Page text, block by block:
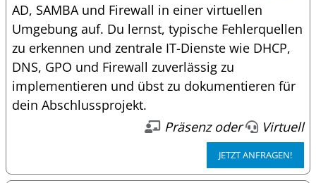
AD, SAMBA und Firewall in einer virtuellen
Umgebung auf. Du lernst, typische Fehlerquellen
zu erkennen und zentrale IT-Dienste wie DHCP,
DNS, GPO und Firewall zuverlässig zu
implementieren und übst zu dokumentieren für
dein Abschlussprojekt.
Präsenz oder
Virtuell
JETZT ANFRAGEN!